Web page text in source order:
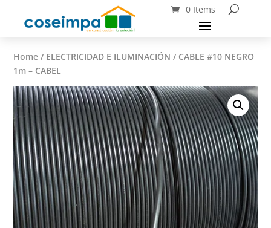
0 Items
Home / ELECTRICIDAD E ILUMINACIÓN / CABLE #10 NEGRO
1m – CABEL